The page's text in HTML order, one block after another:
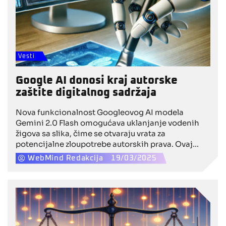
Vesti
Google AI donosi kraj autorske
zaštite digitalnog sadržaja
Nova funkcionalnost Googleovog AI modela
Gemini 2.0 Flash omogućava uklanjanje vodenih
žigova sa slika, čime se otvaraju vrata za
potencijalne zloupotrebe autorskih prava. Ovaj
tehnološki iskorak izazvao je zabrinutost među
kreatorima sadržaja, pravnim stručnjacima i
WebMind Redakcija 19/03/2025